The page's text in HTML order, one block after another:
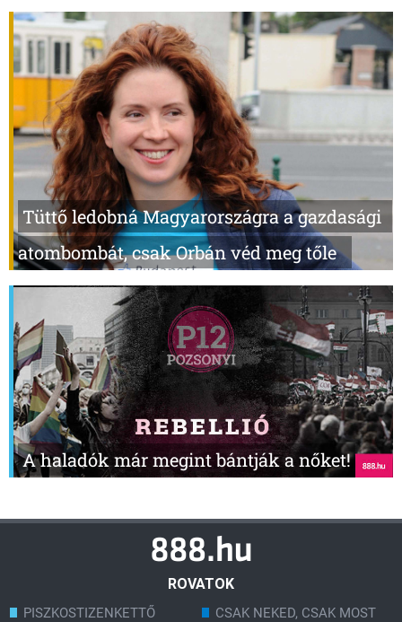
Tüttő ledobná Magyarországra a gazdasági
atombombát, csak Orbán véd meg tőle
A haladók már megint bántják a nőket!
ROVATOK
PISZKOSTIZENKETTŐ
CSAK NEKED, CSAK MOST